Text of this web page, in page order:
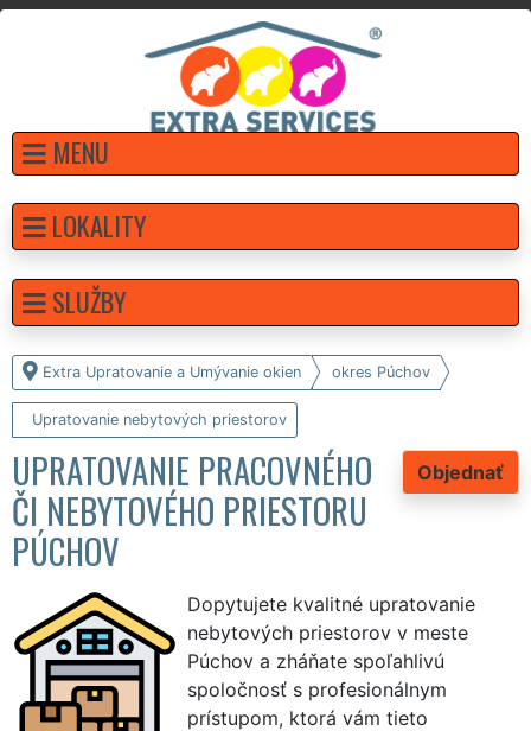
MENU
Extra Upratovanie a Umývanie okien okres Púchov
Upratovanie nebytových priestorov
Objednať
UPRATOVANIE PRACOVNÉHO
ČI NEBYTOVÉHO PRIESTORU
PÚCHOV
Dopytujete kvalitné upratovanie
nebytových priestorov v meste
Púchov a zháňate spoľahlivú
spoločnosť s profesionálnym
prístupom, ktorá vám tieto
LOKALITY
SLUŽBY